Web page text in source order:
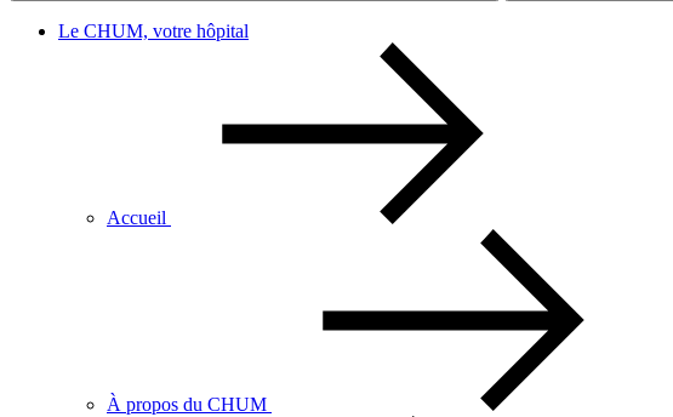
Le CHUM, votre hôpital
Accueil
À propos du CHUM